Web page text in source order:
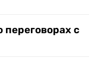
переговорах с